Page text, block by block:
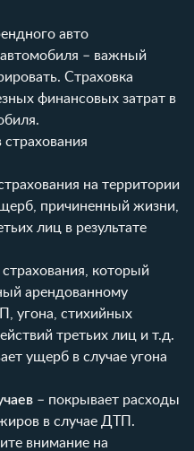
авто
– важный
Страховка
финансовых затрат в
на территории
причиненный жизни,
лиц в результате
который
арендованному
угона, стихийных
третьих лиц и т.д.
ущерб в случае угона
– покрывает расходы
в случае ДТП.
внимание на